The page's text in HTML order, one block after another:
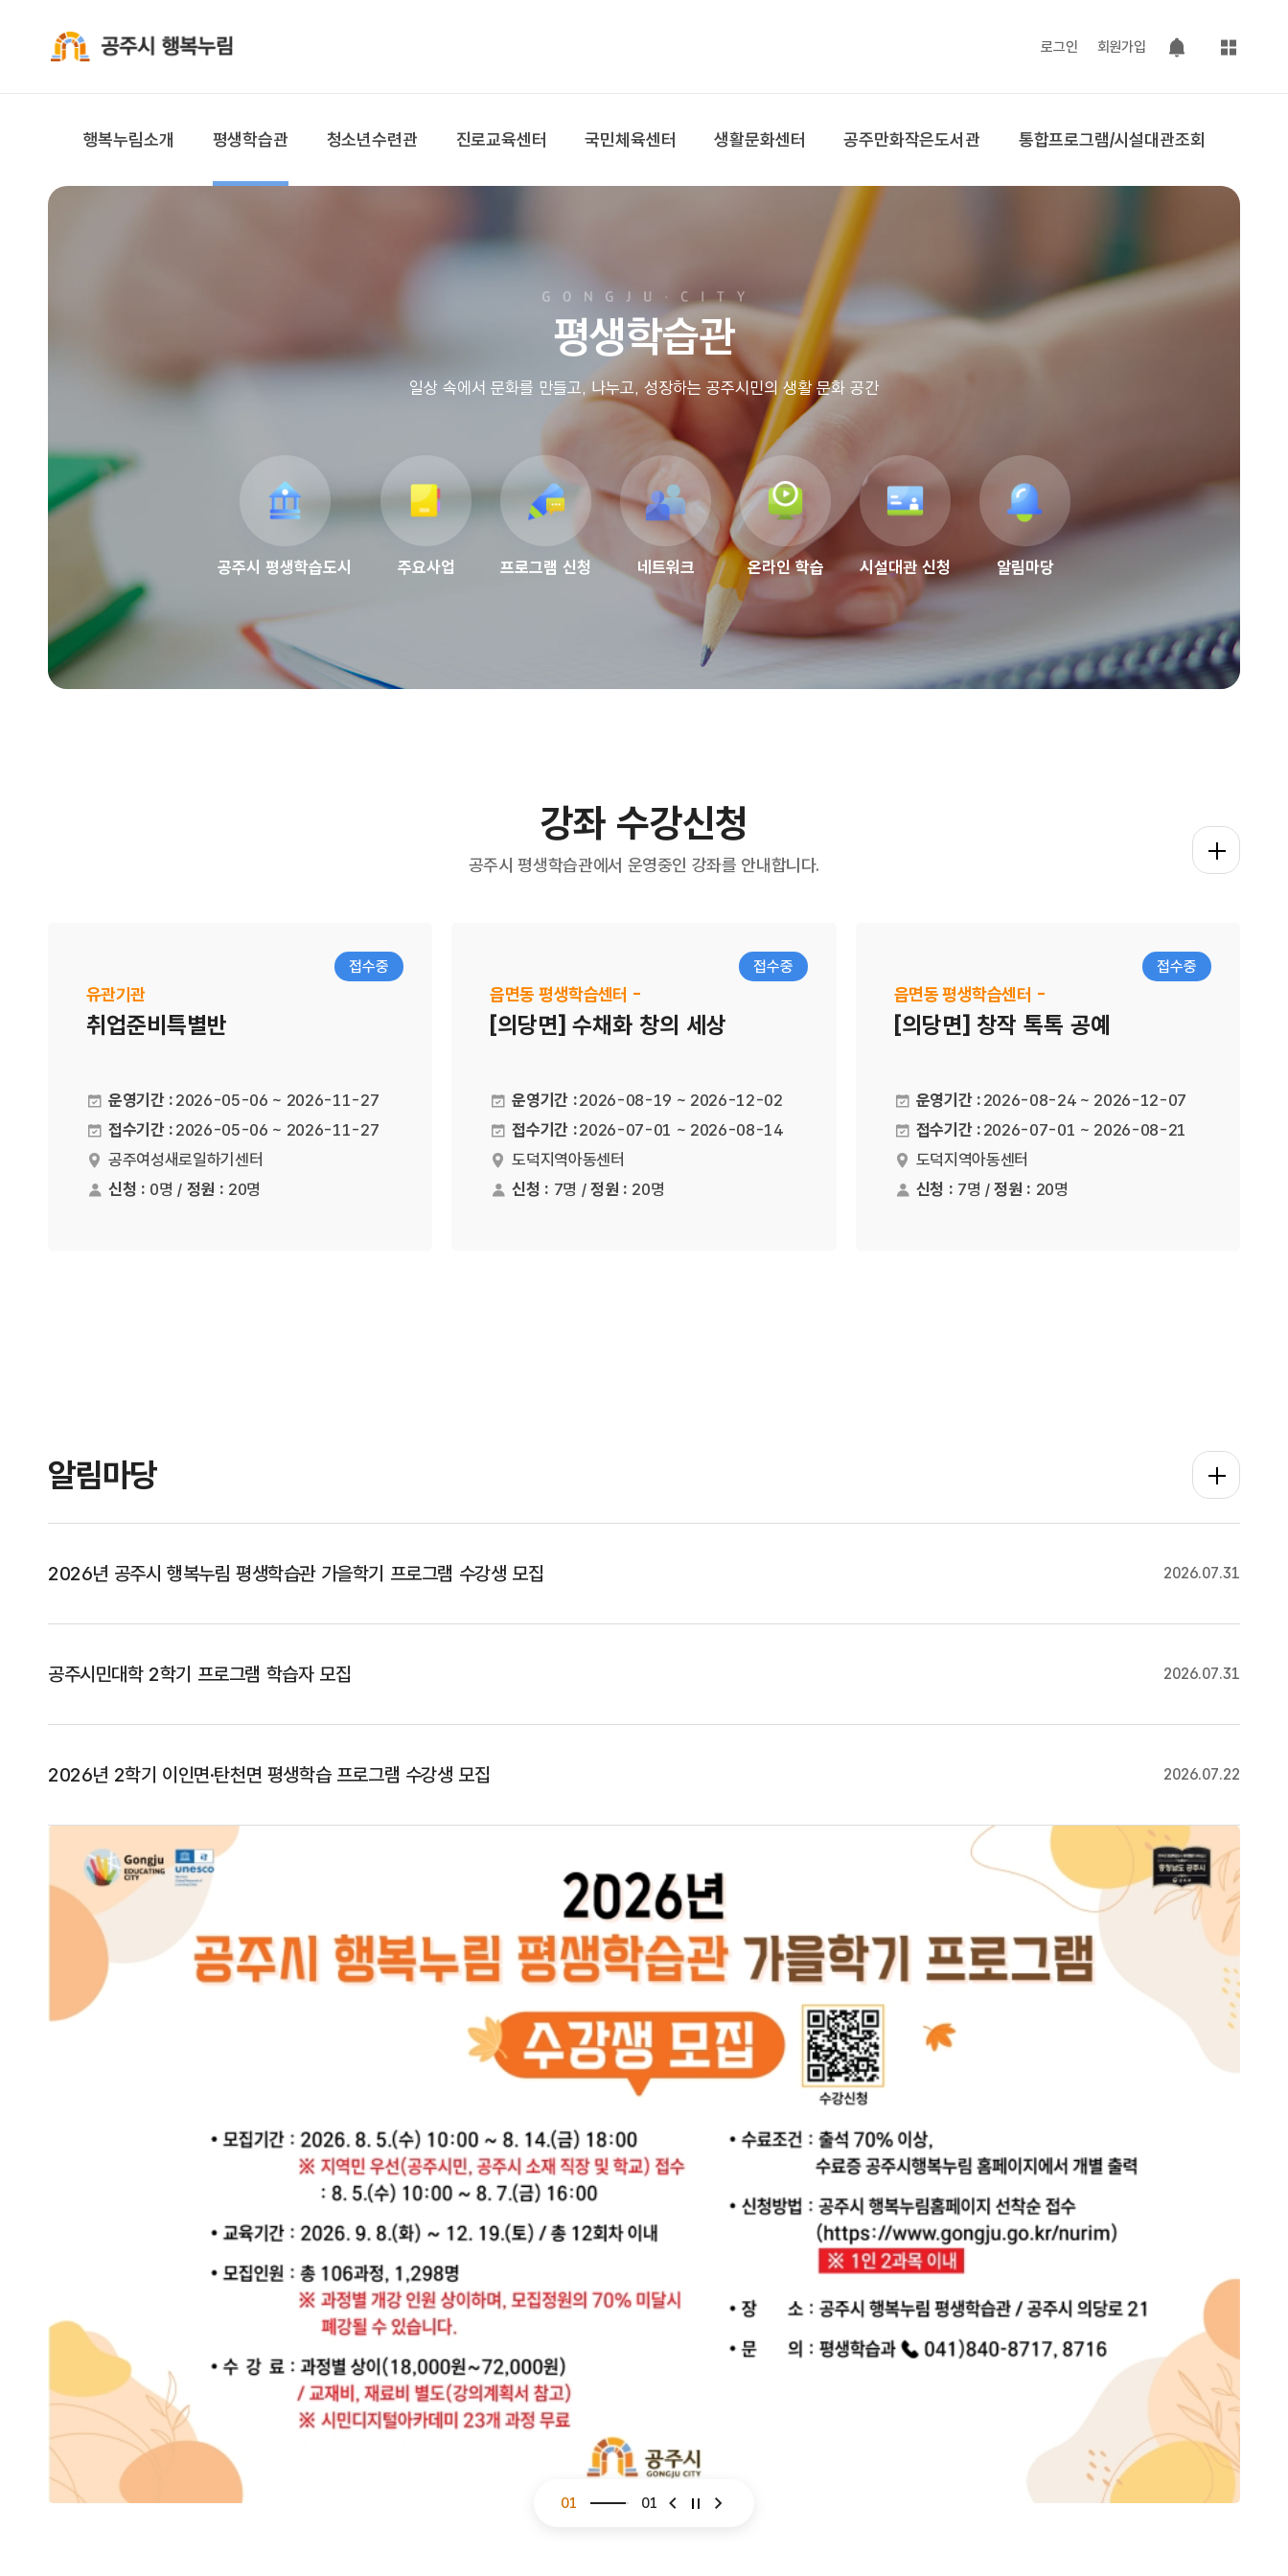
로그인 회원가입
팝업 열기
사이트맵
행복누림소개 평생학습관 청소년수련관 진로교육센터 국민체육센터 생활문화센터 공주만화작은도서관 통합프로그램/시설대관조회
평생학습관
일상 속에서 문화를 만들고, 나누고, 성장하는 공주시민의 생활 문화 공간
공주시 평생학습도시 주요사업 프로그램 신청 네트워크 온라인 학습 시설대관 신청 알림마당
강좌 수강신청
공주시 평생학습관에서 운영중인 강좌를 안내합니다.
접수중
유관기관
취업준비특별반
운영기간 : 2026-05-06 ~ 2026-11-27
접수기간 : 2026-05-06 ~ 2026-11-27
장소
공주여성새로일하기센터
신청 : 0명 / 정원 : 20명
접수중
읍면동 평생학습센터 -
[의당면] 수채화 창의 세상
운영기간 :2026-08-19 ~ 2026-12-02
접수기간 :2026-07-01 ~ 2026-08-14
장소
도덕지역아동센터
신청 : 7명 / 정원 : 20명
접수중
읍면동 평생학습센터 -
[의당면] 창작 톡톡 공예
운영기간 : 2026-08-24 ~ 2026-12-07
접수기간 : 2026-07-01 ~ 2026-08-21
장소
도덕지역아동센터
신청 : 7명 /정원 : 20명
강좌 수강신청
알림마당
2026년 공주시 행복누림 평생학습관 가을학기 프로그램 수강생 모집 2026.07.31
공주시민대학 2학기 프로그램 학습자 모집 2026.07.31
2026년 2학기 이인면·탄천면 평생학습 프로그램 수강생 모집 2026.07.22
더보기
01 01
슬라이드 이전